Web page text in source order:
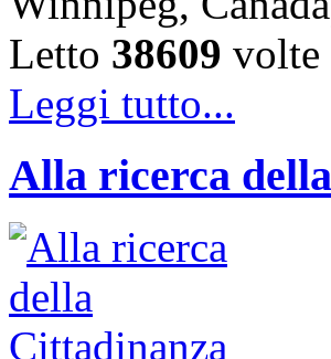
Letto 38609 volte
Leggi tutto...
Alla ricerca